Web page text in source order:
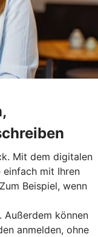
Mit dem digitalen
einfach mit Ihren
Beispiel, wenn
Außerdem können
anmelden, ohne